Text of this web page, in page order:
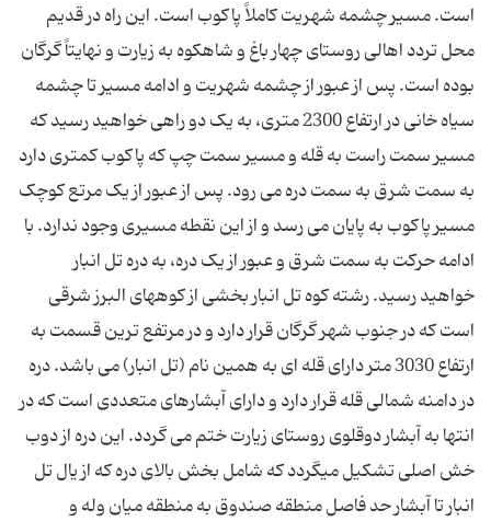
است. مسیر چشمه شهریت کاملاً پاکوب است. این راه در قدیم
محل تردد اهالی روستای چهار باغ و شاهكوه به زیارت و نهایتاً گرگان
بوده است. پس از عبور از چشمه شهریت و ادامه مسیر تا چشمه
سیاه خانی در ارتفاع 2300 متری، به یک دو راهی خواهید رسید که
مسیر سمت راست به قله و مسیر سمت چپ که پاکوب کمتری دارد
به سمت شرق به سمت دره می رود. پس از عبور از یک مرتع کوچک
مسیر پاکوب به پایان می رسد و از این نقطه مسیری وجود ندارد. با
ادامه حرکت به سمت شرق و عبور از یک دره، به دره تل انبار
خواهید رسید. رشته کوه تل انبار بخشی از کوههای البرز شرقی
است که در جنوب شهر گرگان قرار دارد و در مرتفع ترین قسمت به
ارتفاع 3030 متر دارای قله ای به همین نام (تل انبار) می باشد. دره
در دامنه شمالی قله قرار دارد و دارای آبشارهای متعددی است که در
انتها به آبشار دوقلوی روستای زیارت ختم می گردد. این دره از دوب
خش اصلی تشکیل میگردد که شامل بخش بالای دره که از یال تل
انبار تا آبشار حد فاصل منطقه صندوق به منطقه میان وله و